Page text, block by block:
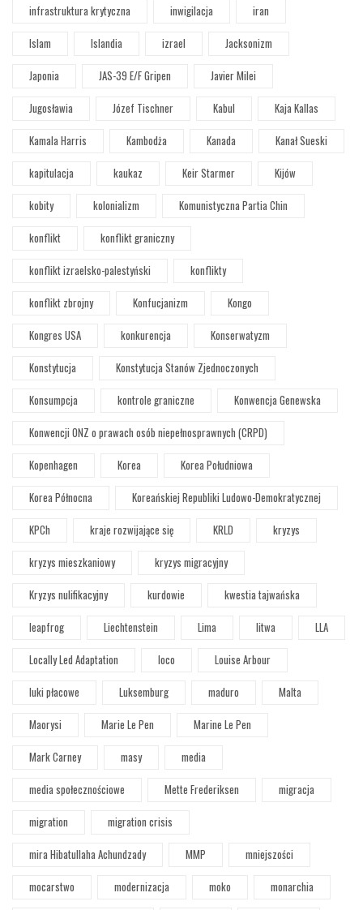
infrastruktura krytyczna
inwigilacja
iran
Islam
Islandia izrael
Jacksonizm
Japonia
JAS-39 E/F Gripen
Javier Milei
Jugosławia
Józef Tischner Kabul
Kaja Kallas
Kamala Harris
Kambodża Kanada
Kanał Sueski
kapitulacja
kaukaz Keir Starmer
Kijów
kobity
kolonializm
Komunistyczna Partia Chin
konflikt
konflikt graniczny
konflikt izraelsko-palestyński
konflikty
konflikt zbrojny
Konfucjanizm
Kongo
Kongres USA
konkurencja
Konserwatyzm
Konstytucja
Konstytucja Stanów Zjednoczonych
Konsumpcja
kontrole graniczne
Konwencja Genewska
Konwencji ONZ o prawach osób niepełnosprawnych (CRPD)
Kopenhagen
Korea
Korea Południowa
Korea Północna
Koreańskiej Republiki Ludowo-Demokratycznej
KPCh
kraje rozwijające się KRLD
kryzys
kryzys mieszkaniowy
kryzys migracyjny
Kryzys nulifikacyjny
kurdowie
kwestia tajwańska
leapfrog
Liechtenstein Lima litwa
LLA
Locally Led Adaptation
loco
Louise Arbour
luki płacowe
Luksemburg maduro
Malta
Maorysi
Marie Le Pen
Marine Le Pen
Mark Carney
masy
media
media społecznościowe
Mette Frederiksen
migracja
migration
migration crisis
mira Hibatullaha Achundzady
MMP
mniejszości
mocarstwo
modernizacja moko
monarchia